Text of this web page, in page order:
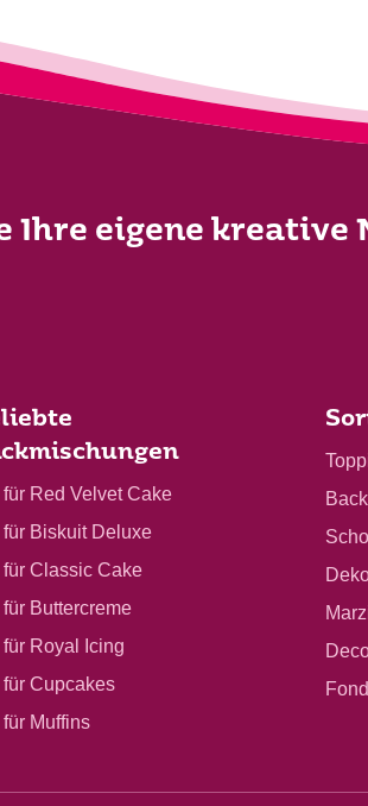
Ihre eigene kreative
für Red Velvet Cake
für Biskuit Deluxe
für Classic Cake
für Buttercreme
für Royal Icing
für Cupcakes
für Muffins